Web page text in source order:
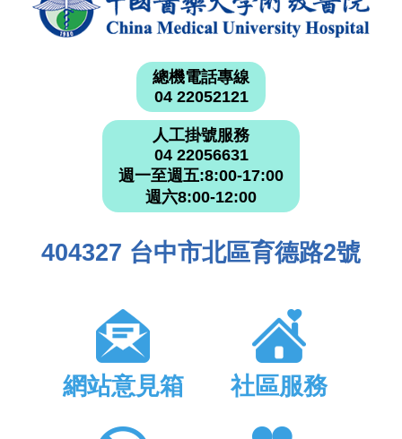
總機電話專線
04 22052121
人工掛號服務
04 22056631
週一至週五:8:00-17:00
週六8:00-12:00
404327 台中市北區育德路2號
網站意見箱 社區服務